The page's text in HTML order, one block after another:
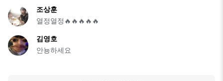
조상훈
열정열정🔥🔥🔥🔥🔥
김영호
안뇽하세요